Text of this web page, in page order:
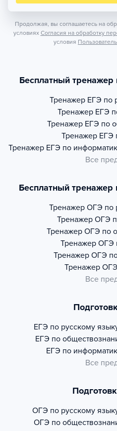
Продолжая, вы соглашаетесь на
условиях Согласия на обработку
условия
Бесплатный тренажер
Тренажер ЕГЭ по
Тренажер ЕГЭ
Тренажер ЕГЭ по
Тренажер ЕГЭ
Тренажер ЕГЭ по
Все
Бесплатный тренажер
Тренажер ОГЭ по
Тренажер ОГЭ
Тренажер ОГЭ по
Тренажер ОГЭ
Тренажер ОГЭ
Тренажер
Все
ЕГЭ по русскому
ЕГЭ по
ЕГЭ по
Все
ОГЭ по русскому
ОГЭ по